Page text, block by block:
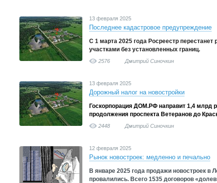
13 февраля 2025
Последнее кадастровое предупреждение
С 1 марта 2025 года Росреестр перестанет
участками без установленных границ.
2576 Дмитрий Синочкин
13 февраля 2025
Дорожный налог на новостройки
Госкорпорация ДОМ.РФ направит 1,4 млрд
продолжения проспекта Ветеранов до
2448 Дмитрий Синочкин
12 февраля 2025
Рынок новостроек: медленно и печально
В январе 2025 года продажи новостроек в
провалились. Всего 1535 договоров